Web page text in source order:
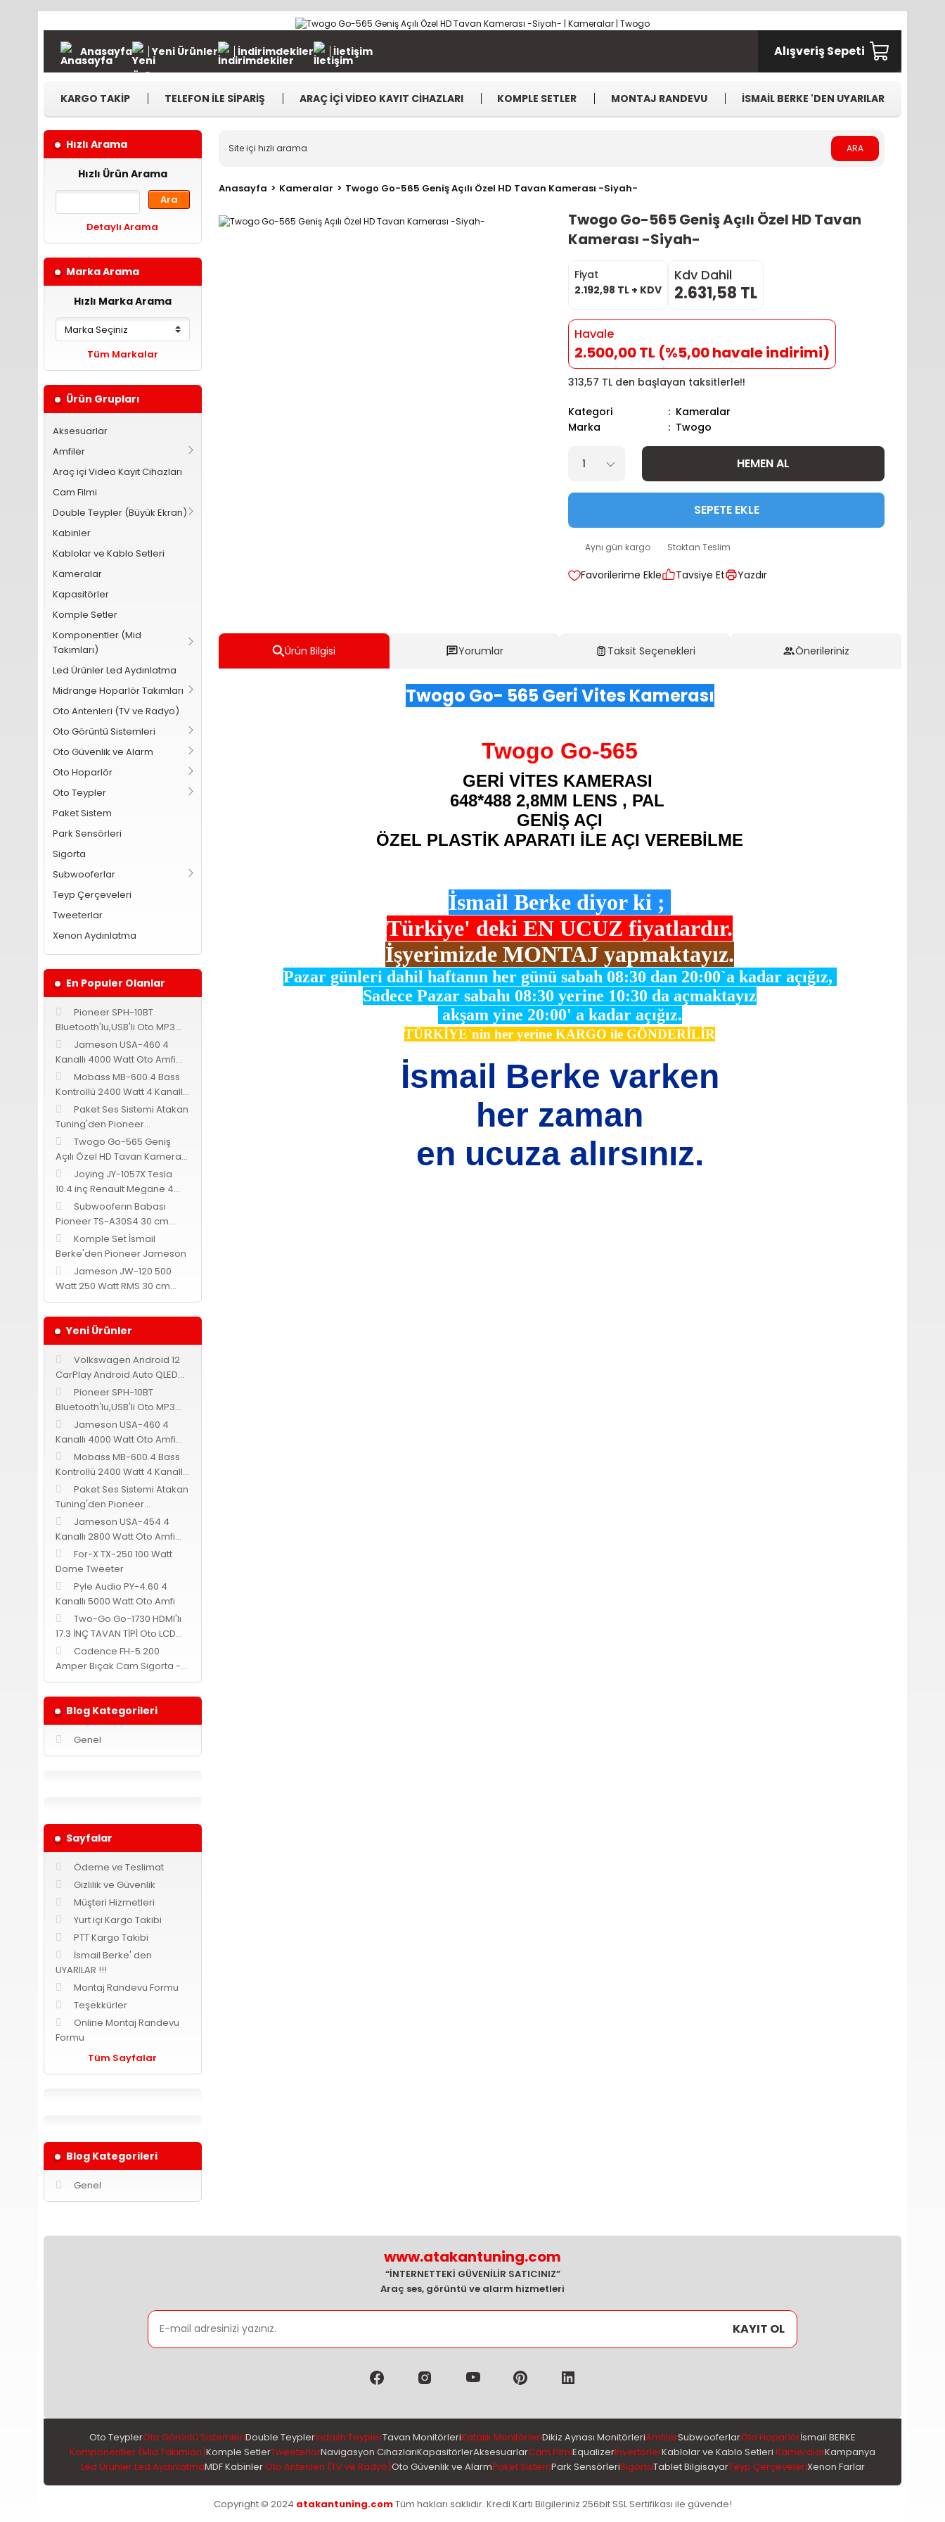
Anasayfa Yeni Ürünler İndirimdekiler İletişim Alışveriş Sepeti
KARGO TAKİP TELEFON İLE SİPARİŞ ARAÇ İÇİ VİDEO KAYIT CİHAZLARI KOMPLE SETLER MONTAJ RANDEVU İSMAİL BERKE 'DEN UYARILAR
Hızlı Arama
Hızlı Ürün Arama
Ara
Detaylı Arama
Marka Arama
Hızlı Marka Arama
Tüm Markalar
Ürün Grupları
Aksesuarlar
Amfiler
Araç içi Video Kayıt Cihazları
Cam Filmi
Double Teypler (Büyük Ekran)
Kabinler
Kablolar ve Kablo Setleri
Kameralar
Kapasitörler
Komple Setler
Komponentler (Mid
Takımları)
Led Ürünler Led Aydınlatma
Midrange Hoparlör Takımları
Oto Antenleri (TV ve Radyo)
Oto Görüntü Sistemleri
Oto Güvenlik ve Alarm
Oto Hoparlör
Oto Teypler
Paket Sistem
Park Sensörleri
Sigorta
Subwooferlar
Teyp Çerçeveleri
Tweeterlar
Xenon Aydınlatma
En Populer Olanlar
Pioneer SPH-10BT
Bluetooth'lu,USB'li Oto MP3
TeypJameson USA-460 4
Kanallı 4000 Watt Oto Amfi
Bass Kontrollü
Mobass MB-600.4 Bass
Kontrollü 2400 Watt 4 Kanallı
Oto Amfi
Paket Ses Sistemi Atakan
Tuning'den Pioneer
Cadence Jameson
Twogo Go-565 Geniş
Açılı Özel HD Tavan Kamerası
-Siyah-Joying JY-1057X Tesla
10.4 inç Renault Megane 4
Android 9.0
Subwooferın Babası
Pioneer TS-A30S4 30 cm
subwoofer 1400 Watt 400
Watt RMS
Komple Set İsmail
Berke'den Pioneer Jameson
Jameson JW-120 500
Watt 250 Watt RMS 30 cm
Subwoofer
Yeni Ürünler
Volkswagen Android 12
CarPlay Android Auto QLED
Multimedya Navix
Pioneer SPH-10BT
Bluetooth'lu,USB'li Oto MP3
TeypJameson USA-460 4
Kanallı 4000 Watt Oto Amfi
Bass Kontrollü
Mobass MB-600.4 Bass
Kontrollü 2400 Watt 4 Kanallı
Oto Amfi
Paket Ses Sistemi Atakan
Tuning'den Pioneer
Cadence Jameson
Jameson USA-454 4
Kanallı 2800 Watt Oto Amfi
Bass Kontrollü
For-X TX-250 100 Watt
Dome Tweeter
Pyle Audio PY-4.60 4
Kanallı 5000 Watt Oto Amfi
Two-Go Go-1730 HDMI'lı
17.3 İNÇ TAVAN TİPİ Oto LCD
MONİTÖR -Siyah-
Cadence FH-5 200
Amper Bıçak Cam Sigorta -
Yuvarlak-
Blog Kategorileri
Genel
Sayfalar
Ödeme ve Teslimat
Gizlilik ve Güvenlik
Müşteri Hizmetleri
Yurt içi Kargo Takibi
PTT Kargo Takibi
İsmail Berke' den
UYARILAR !!!
Montaj Randevu Formu
Teşekkürler
Online Montaj Randevu
Formu
Tüm Sayfalar
Blog Kategorileri
Genel
ARA
Anasayfa Kameralar Twogo Go-565 Geniş Açılı Özel HD Tavan Kamerası -Siyah-
Twogo Go-565 Geniş Açılı Özel HD Tavan
Kamerası -Siyah-
Fiyat
2.192,98 TL + KDV
Kdv Dahil
2.631,58 TL
Havale
2.500,00 TL (%5,00 havale indirimi)
313,57 TL den başlayan taksitlerle!!
Kategori
Kameralar
Marka
Twogo
HEMEN AL
SEPETE EKLE
Aynı gün kargo Stoktan Teslim
Tavsiye Et Yazdır
Ürün Bilgisi Yorumlar Taksit Seçenekleri Önerileriniz
Twogo Go- 565 Geri Vites Kamerası
Twogo Go-565
GERİ VİTES KAMERASI
648*488 2,8MM LENS , PAL
GENİŞ AÇI
ÖZEL PLASTİK APARATI İLE AÇI VEREBİLME
İsmail Berke diyor ki ;
Türkiye' dekiEN UCUZ fiyatlardır.
İşyerimizde MONTAJ yapmaktayız.
Pazar günleri dahil haftanın her günü sabah 08:30 dan 20:00`a kadar açığız,
Sadece Pazar sabahı 08:30 yerine 10:30 da açmaktayız
akşam yine 20:00' a kadar açığız.
TÜRKİYE`nin her yerine KARGO ile GÖNDERİLİR
İsmail Berke varken
her zaman
en ucuza alırsınız.
www.atakantuning.com
“İNTERNETTEKİ GÜVENİLİR SATICINIZ”
Araç ses, görüntü ve alarm hizmetleri
KAYIT OL
Oto TeyplerOto Görüntü SistemleriDouble TeyplerIndash TeyplerTavan MonitörleriKafalık MonitörleriDikiz Aynası MonitörleriAmfilerSubwooferlarOto Hoparlörİsmail BERKE
Komponentler (Mid Takımları)Komple SetlerTweeterlarNavigasyon CihazlarıKapasitörlerAksesuarlarCam FilmiEqualizerİnvertörlerKablolar ve Kablo Setleri KameralarKampanya
Led Ürünler Led AydınlatmaMDF KabinlerOto Antenleri (TV ve Radyo)Oto Güvenlik ve AlarmPaket SistemPark SensörleriSigortaTablet BilgisayarTeyp ÇerçeveleriXenon Farlar
Copyright © 2024 atakantuning.comTüm hakları saklıdır. Kredi Kartı Bilgileriniz 256bit SSL Sertifikası ile güvende!